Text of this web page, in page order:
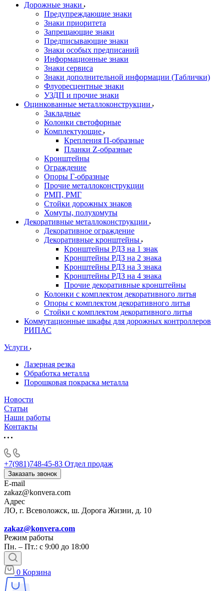
Дорожные знаки
Предупреждающие знаки
Знаки приоритета
Запрещающие знаки
Предписывающие знаки
Знаки особых предписаний
Информационные знаки
Знаки сервиса
Знаки дополнительной информации (Таблички)
Флуоресцентные знаки
УЗДП и прочие знаки
Оцинкованные металлоконструкции
Закладные
Колонки светофорные
Комплектующие
Крепления П-образные
Планки Z-образные
Кронштейны
Ограждение
Опоры Г-образные
Прочие металлоконструкции
РМП, РМГ
Стойки дорожных знаков
Хомуты, полухомуты
Декоративные металлоконструкции
Декоративное ограждение
Декоративные кронштейны
Кронштейны РДЗ на 1 знак
Кронштейны РДЗ на 2 знака
Кронштейны РДЗ на 3 знака
Кронштейны РДЗ на 4 знака
Прочие декоративные кронштейны
Колонки с комплектом декоративного литья
Опоры с комплектом декоративного литья
Стойки с комплектом декоративного литья
Коммутационные шкафы для дорожных контроллеров
РИПАС
Услуги
Лазерная резка
Обработка металла
Порошковая покраска металла
Новости
Статьи
Наши работы
Контакты
+7(981)748-45-83 Отдел продаж
Заказать звонок
E-mail
zakaz@konvera.com
Адрес
ЛО, г. Всеволожск, ш. Дорога Жизни, д. 10
zakaz@konvera.com
Режим работы
Пн. – Пт.: с 9:00 до 18:00
0 Корзина